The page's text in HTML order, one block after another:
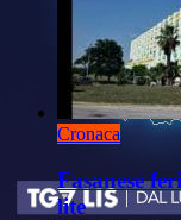
Cronaca
Fasanese
lite